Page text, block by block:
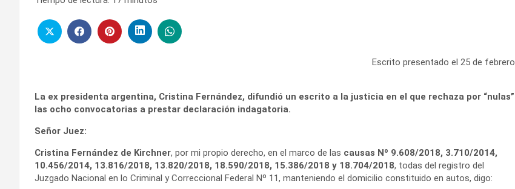
Escrito presentado el 25 de febrero
La ex presidenta argentina, Cristina Fernández, difundió un escrito a la justicia en el que rechaza por “nulas”
las ocho convocatorias a prestar declaración indagatoria.
Señor Juez:
Cristina Fernández de Kirchner, por mi propio derecho, en el marco de las causas Nº 9.608/2018, 3.710/2014,
10.456/2014, 13.816/2018, 13.820/2018, 18.590/2018, 15.386/2018 y 18.704/2018, todas del registro del
Juzgado Nacional en lo Criminal y Correccional Federal Nº 11, manteniendo el domicilio constituido en autos, digo: